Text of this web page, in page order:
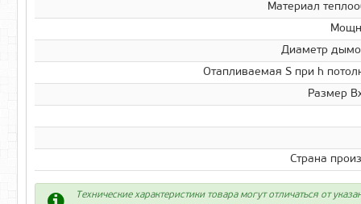
Материал
Диаметр
Отапливаемая S при h
Размер
Страна
Технические характеристики товара могут отличаться от